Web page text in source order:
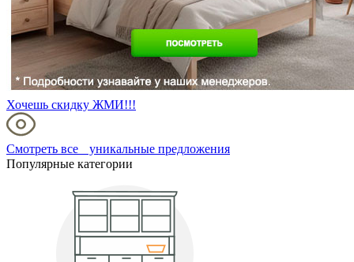
Хочешь скидку ЖМИ!!!
Смотреть все уникальные предложения
Популярные категории